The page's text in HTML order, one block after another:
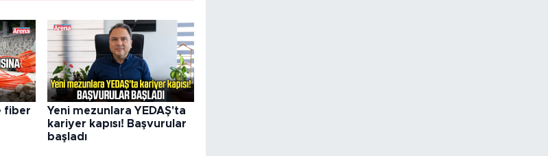
fiber
Yeni mezunlara YEDAŞ'ta
kariyer kapısı! Başvurular
başladı